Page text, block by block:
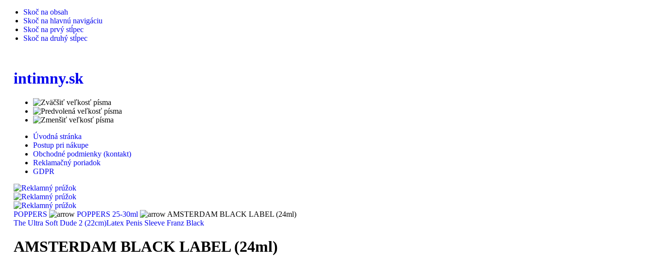
Skoč na obsah
Skoč na hlavnú navigáciu
Skoč na prvý stĺpec
Skoč na druhý stĺpec
intimny.sk
Úvodná stránka
Postup pri nákupe
Obchodné podmienky (kontakt)
Reklamačný poriadok
GDPR
POPPERS POPPERS 25-30ml
AMSTERDAM BLACK LABEL (24ml)
The Ultra Soft Dude 2 (22cm)Latex Penis Sleeve Franz Black
AMSTERDAM BLACK LABEL (24ml)